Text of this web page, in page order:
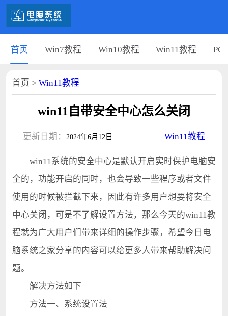
首页 Win7教程 Win10教程 Win11教程 PC
首页 > Win11教程
win11自带安全中心怎么关闭
更新日期： 2024年6月12日 Win11教程
win11系统的安全中心是默认开启实时保护电脑安
全的，功能开启的同时，也会导致一些程序或者文件
使用的时候被拦截下来，因此有许多用户想要将安全
中心关闭，可是不了解设置方法，那么今天的win11教
程就为广大用户们带来详细的操作步骤，希望今日电
脑系统之家分享的内容可以给更多人带来帮助解决问
题。
解决方法如下
方法一、系统设置法